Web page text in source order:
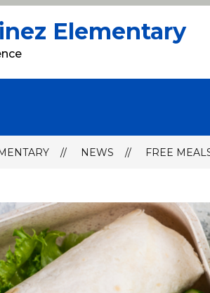
Elementary
NEWS FREE